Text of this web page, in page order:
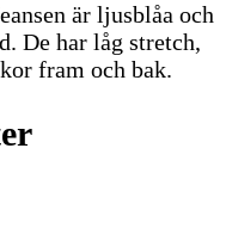
är ljusblåa och
De har låg stretch,
fram och bak.